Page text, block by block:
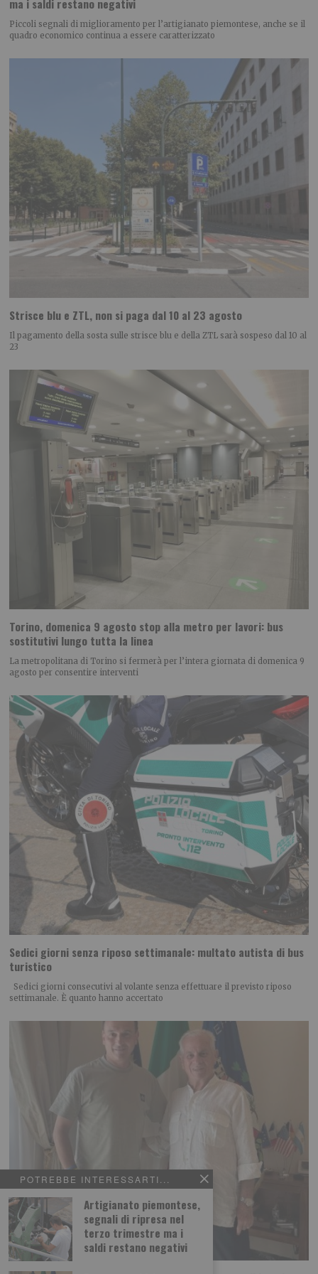
POTREBBE INTERESSARTI...
Artigianato piemontese,
segnali di ripresa nel
terzo trimestre ma i
saldi restano negativi
ma i saldi restano negativi
Piccoli segnali di miglioramento per l’artigianato piemontese, anche se il
quadro economico continua a essere caratterizzato
Strisce blu e ZTL, non si paga dal 10 al 23 agosto
Il pagamento della sosta sulle strisce blu e della ZTL sarà sospeso dal 10 al
23
Torino, domenica 9 agosto stop alla metro per lavori: bus
sostitutivi lungo tutta la linea
La metropolitana di Torino si fermerà per l’intera giornata di domenica 9
agosto per consentire interventi
Sedici giorni senza riposo settimanale: multato autista di bus
turistico
Sedici giorni consecutivi al volante senza effettuare il previsto riposo
settimanale. È quanto hanno accertato